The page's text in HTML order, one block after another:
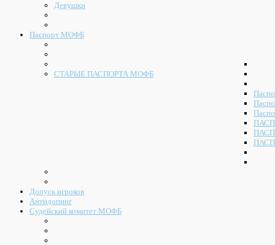
Девушки
Паспорт МОФБ
СТАРЫЕ ПАСПОРТА МОФБ
Допуск игроков
Антидопинг
Судейский комитет МОФБ